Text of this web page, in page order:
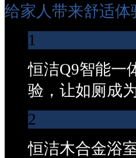
给家人带来舒适体
1
恒洁Q9智能一
验，让如厕成
2
恒洁木合金浴